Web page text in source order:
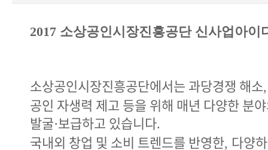
2017 소상공인시장진흥공단 신사업아이
소상공인시장진흥공단에서는 과당경쟁 해소
공인 자생력 제고 등을 위해 매년 다양한 분
발굴·보급하고 있습니다.
국내외 창업 및 소비 트렌드를 반영한, 다양